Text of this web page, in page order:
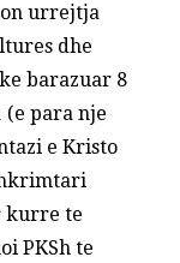
urrejtja
dhe
barazuar 8
(e para nje
e Kristo
kurre te
PKSh te